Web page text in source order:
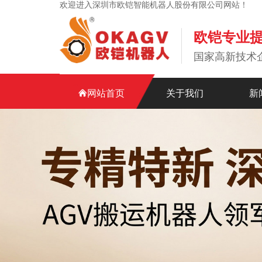
欢迎进入深圳市欧铠智能机器人股份有限公司网站！
欧铠专业
国家高新技术
网站首页 关于我们 新